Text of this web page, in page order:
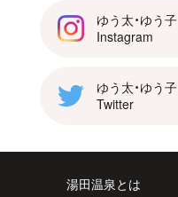
ゆう太・ゆう子
Instagram
ゆう太・ゆう子
Twitter
湯田温泉とは